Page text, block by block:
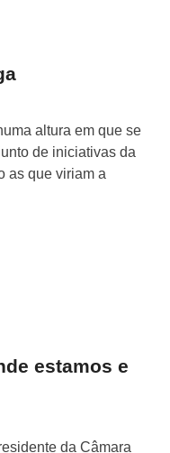
altura em que se
de iniciativas da
as que viriam a
estamos e
da Câmara